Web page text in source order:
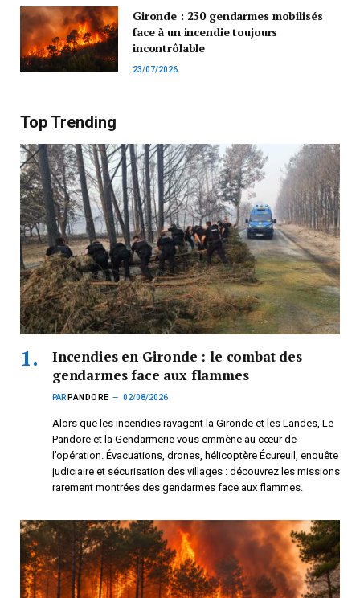
Gironde : 230 gendarmes mobilisés
face à un incendie toujours
incontrôlable
23/07/2026
Top Trending
Incendies en Gironde : le combat des
gendarmes face aux flammes
PAR PANDORE 02/08/2026
Alors que les incendies ravagent la Gironde et les Landes, Le
Pandore et la Gendarmerie vous emmène au cœur de
l’opération. Évacuations, drones, hélicoptère Écureuil, enquête
judiciaire et sécurisation des villages : découvrez les missions
rarement montrées des gendarmes face aux flammes.